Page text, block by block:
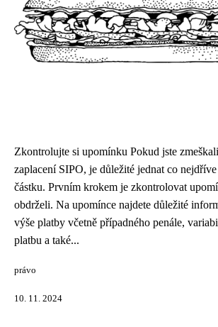
Zkontrolujte si upomínku Pokud jste
zaplacení SIPO, je důležité jednat co
částku. Prvním krokem je zkontrolovat
obdrželi. Na upomínce najdete důležité
výše platby včetně případného penále,
platbu a také...
právo
10. 11. 2024